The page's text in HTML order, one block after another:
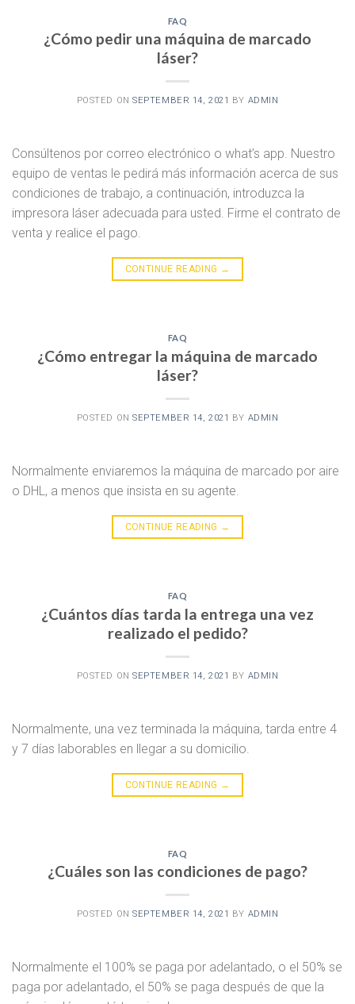
FAQ
¿Cómo pedir una máquina de marcado
láser?
POSTED ONSEPTEMBER 14, 2021 BY ADMIN
Consúltenos por correo electrónico o what’s app. Nuestro
equipo de ventas le pedirá más información acerca de sus
condiciones de trabajo, a continuación, introduzca la
impresora láser adecuada para usted. Firme el contrato de
venta y realice el pago.
CONTINUE READING →
FAQ
¿Cómo entregar la máquina de marcado
láser?
POSTED ONSEPTEMBER 14, 2021 BY ADMIN
Normalmente enviaremos la máquina de marcado por aire
o DHL, a menos que insista en su agente.
CONTINUE READING →
FAQ
¿Cuántos días tarda la entrega una vez
realizado el pedido?
POSTED ONSEPTEMBER 14, 2021 BY ADMIN
Normalmente, una vez terminada la máquina, tarda entre 4
y 7 días laborables en llegar a su domicilio.
CONTINUE READING →
FAQ
¿Cuáles son las condiciones de pago?
POSTED ONSEPTEMBER 14, 2021 BY ADMIN
Normalmente el 100% se paga por adelantado, o el 50% se
paga por adelantado, el 50% se paga después de que la